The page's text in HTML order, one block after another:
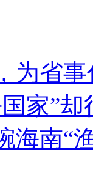
为省
家”
海南“